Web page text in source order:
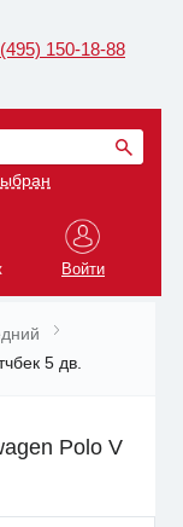
150-18-88
Войти
5 дв.
Polo V